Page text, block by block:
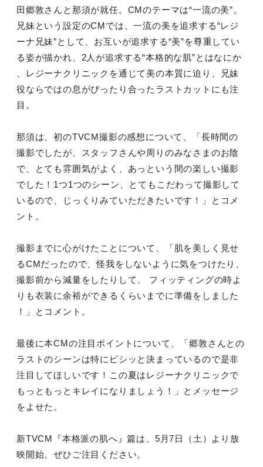
田郷敦さんと那須が就任。CMのテーマは“一流の美”。
兄妹という設定のCMでは、一流の美を追求する“レジ
ーナ兄妹”として、お互いが追求する“美”を尊重してい
る姿が描かれ、2人が追求する“本格的な肌”とはなにか
、レジーナクリニックを通じて美の本質に迫り、兄妹
役ならではの息がぴったり合ったラストカットにも注
目。
那須は、初のTVCM撮影の感想について、「長時間の
撮影でしたが、スタッフさんや周りのみなさまのお陰
で、とても雰囲気がよく、あっという間の楽しい撮影
でした！1つ1つのシーン、とてもこだわって撮影して
いるので、じっくりみていただきたいです！」とコメ
ント。
撮影までに心がけたことについて、「肌を美しく見せ
るCMだったので、怪我をしないように気をつけたり、
撮影前から減量をしたりして、 フィッティングの時よ
りも衣装に余裕ができるくらいまでに準備をしました
！」とコメント。
最後に本CMの注目ポイントについて、「郷敦さんとの
ラストのシーンは特にビシッと決まっているので是非
注目してほしいです！この夏はレジーナクリニックで
もっともっとキレイになりましょう！」とメッセージ
をよせた。
新TVCM『本格派の肌へ』篇は、5月7日（土）より放
映開始。ぜひご注目ください。